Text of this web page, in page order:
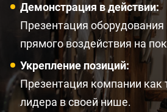
Демонстрация в действии:
Презентация оборудования
прямого воздействия на
Укрепление позиций:
Презентация компании как
лидера в своей нише.